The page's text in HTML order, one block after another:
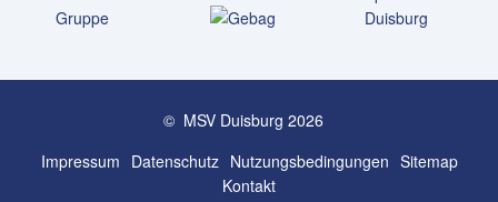
© MSV Duisburg 2026
Impressum Datenschutz Nutzungs­bedingungen Sitemap
Kontakt